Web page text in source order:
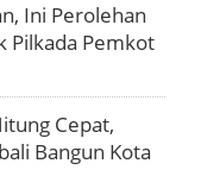
Ini Perolehan
Pilkada Pemkot
Cepat,
Bangun Kota